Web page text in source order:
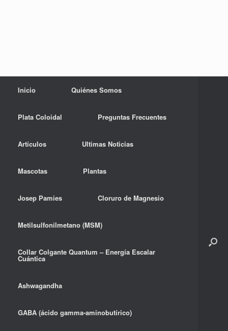
Inicio Quiénes Somos
Plata Coloidal Preguntas Frecuentes
Artículos Ultimas Noticias
Mascotas Plantas
Josep Pamies Cloruro de Magnesio
Metilsulfonilmetano (MSM)
Collar Colgante Quantum – Energía Escalar
Cuántica
Ashwagandha
GABA (ácido gamma-aminobutírico)